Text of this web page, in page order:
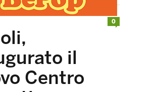
il
Centro
0